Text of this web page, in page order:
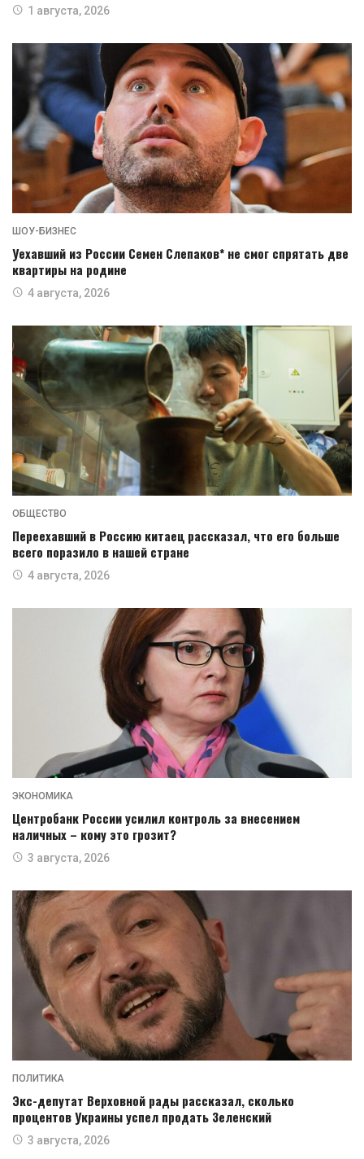
1 августа, 2026
ШОУ-БИЗНЕС
Уехавший из России Семен Слепаков* не смог спрятать две
квартиры на родине
4 августа, 2026
ОБЩЕСТВО
Переехавший в Россию китаец рассказал, что его больше
всего поразило в нашей стране
4 августа, 2026
ЭКОНОМИКА
Центробанк России усилил контроль за внесением
наличных – кому это грозит?
3 августа, 2026
ПОЛИТИКА
Экс-депутат Верховной рады рассказал, сколько
процентов Украины успел продать Зеленский
3 августа, 2026